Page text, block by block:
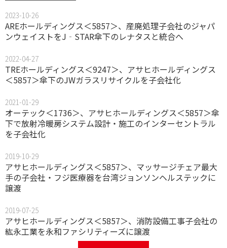
2023-10-26
AREホールディングス＜5857＞、産廃処理子会社のジャパ
ンウェイストをJ‐STAR傘下のレナタスと統合へ
2022-04-27
TREホールディングス＜9247＞、アサヒホールディングス
＜5857＞傘下のJWガラスリサイクルを子会社化
2021-01-29
オーテック＜1736＞、アサヒホールディングス＜5857＞傘
下で放射冷暖房システム設計・施工のインターセントラル
を子会社化
2019-10-29
アサヒホールディングス＜5857＞、マッサージチェア最大
手の子会社・フジ医療器を台湾ジョンソンヘルステックに
譲渡
2019-07-25
アサヒホールディングス＜5857＞、消防設備工事子会社の
紘永工業を永和ファシリティーズに譲渡